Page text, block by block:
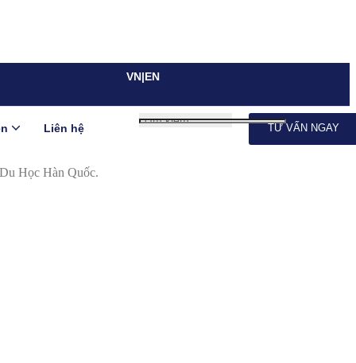
VN|EN
Liên hệ TƯ VẤN NGAY
Học Hàn Quốc.